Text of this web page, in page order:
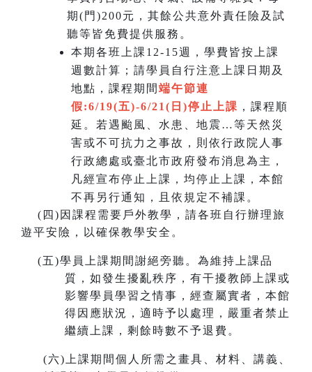
期(門)200元，其餘公共意外責任險及試
聽等皆免費提供服務。
本期各班上課12-15週，學費皆按上課
週數計算；請學員自行注意上課日期及
地點，課程期間 端午節連
假:6/19(五)-6/21(日)停止上課 ，課程順
延。若遇颱風、水患、地震…等天然災
害或不可抗力之事故，則依行政院人事
行政總處或臺北市政府發布消息為主，
凡經宣布停止上課，均停止上課，本館
不再另行通知，且依規定不補課。
( 四)因課程需要戶外教學，請各班自行辦理旅
遊平安險，以確保教學安全。
(五)學員上課期間謝絕旁聽。為維持上課品
質，如發生擾亂秩序，有干擾教師上課或
影響學員學習之情事，經查屬實者，本館
得因應狀況，適時予以處理，嚴重者禁止
繼續上課，剩餘時數不予退費。
(六)上課期間個人所需之畫具、材料、講義、